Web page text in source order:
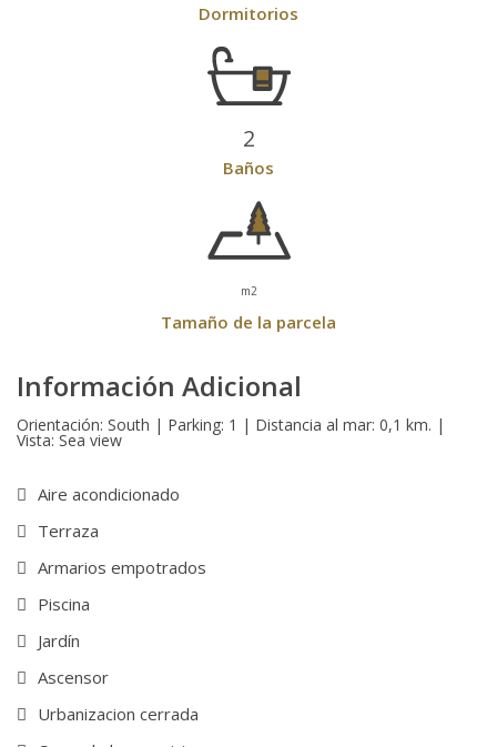
Dormitorios
2
Baños
m2
Tamaño de la parcela
Información Adicional
Orientación: South | Parking: 1 | Distancia al mar: 0,1 km. |
Vista: Sea view
Aire acondicionado
Terraza
Armarios empotrados
Piscina
Jardín
Ascensor
Urbanizacion cerrada